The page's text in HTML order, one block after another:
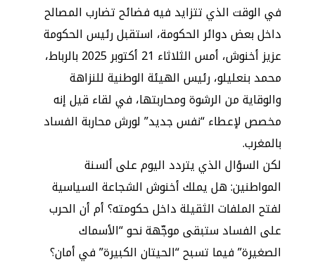
في الوقت الذي تتزايد فيه فضائح تضارب المصالح
داخل بعض دوائر الحكومة، استقبل رئيس الحكومة
عزيز أخنوش، أمس الثلاثاء 21 أكتوبر 2025 بالرباط،
محمد بنعليلو، رئيس الهيئة الوطنية للنزاهة
والوقاية من الرشوة ومحاربتها، في لقاء قيل إنه
مخصص لإعطاء “نفس جديد” لورش محاربة الفساد
بالمغرب.
لكن السؤال الذي يتردد اليوم على ألسنة
المواطنين: هل يملك أخنوش الشجاعة السياسية
لفتح الملفات الثقيلة داخل حكومته؟ أم أن الحرب
على الفساد ستبقى موجّهة نحو “الأسماك
الصغيرة” فيما تسبح “الحيتان الكبيرة” في أمان؟